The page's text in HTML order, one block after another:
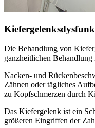
Die Behandlung von
ganzheitlichen
Nacken- und
Zähnen oder tägliches
zu Kopfschmerzen durch
Das Kiefergelenk ist ein
größeren Eingriffen der